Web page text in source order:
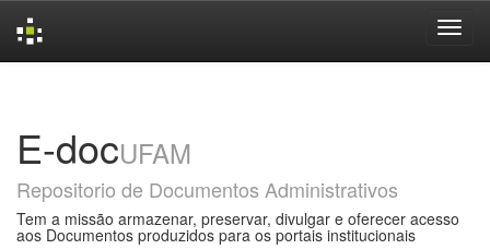
E-docUFAM
Repositorio de Documentos Administrativos
Tem a missão armazenar, preservar, divulgar e oferecer acesso
aos Documentos produzidos para os portais institucionais